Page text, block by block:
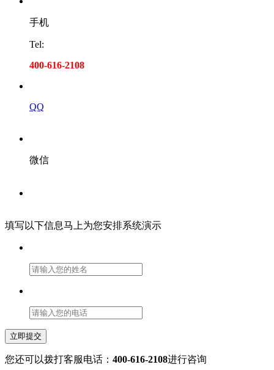
手机
Tel:
400-616-2108
QQ
微信
填写以下信息马上为您安排系统演示
立即提交
您还可以拨打客服电话： 400-616-2108进行咨询